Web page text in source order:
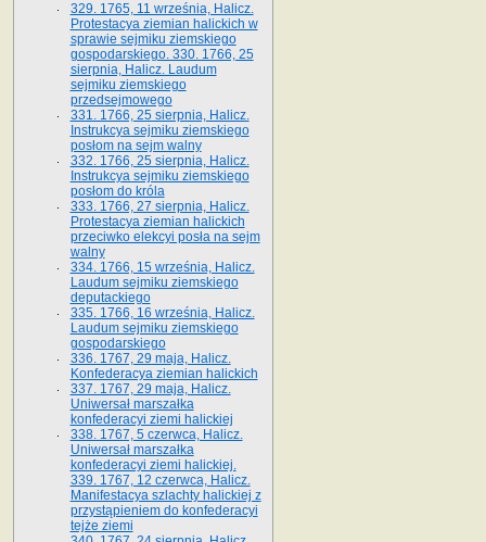
329. 1765, 11 września, Halicz.
Protestacya ziemian halickich w
sprawie sejmiku ziemskiego
gospodarskiego. 330. 1766, 25
sierpnia, Halicz. Laudum
sejmiku ziemskiego
przedsejmowego
331. 1766, 25 sierpnia, Halicz.
Instrukcya sejmiku ziemskiego
posłom na sejm walny
332. 1766, 25 sierpnia, Halicz.
Instrukcya sejmiku ziemskiego
posłom do króla
333. 1766, 27 sierpnia, Halicz.
Protestacya ziemian halickich
przeciwko elekcyi posła na sejm
walny
334. 1766, 15 września, Halicz.
Laudum sejmiku ziemskiego
deputackiego
335. 1766, 16 września, Halicz.
Laudum sejmiku ziemskiego
gospodarskiego
336. 1767, 29 maja, Halicz.
Konfederacya ziemian halickich
337. 1767, 29 maja, Halicz.
Uniwersał marszałka
konfederacyi ziemi halickiej
338. 1767, 5 czerwca, Halicz.
Uniwersał marszałka
konfederacyi ziemi halickiej.
339. 1767, 12 czerwca, Halicz.
Manifestacya szlachty halickiej z
przystąpieniem do konfederacyi
tejże ziemi